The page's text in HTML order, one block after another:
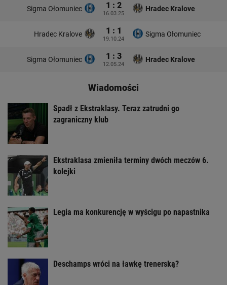
Sigma Ołomuniec 1 : 2
16.03.25
Hradec Kralove
Hradec Kralove 1 : 1
19.10.24
Sigma Ołomuniec
Sigma Ołomuniec 1 : 3
12.05.24
Hradec Kralove
Wiadomości
Spadł z Ekstraklasy. Teraz zatrudni go
zagraniczny klub
Ekstraklasa zmieniła terminy dwóch meczów 6.
kolejki
Legia ma konkurencję w wyścigu po napastnika
Deschamps wróci na ławkę trenerską?